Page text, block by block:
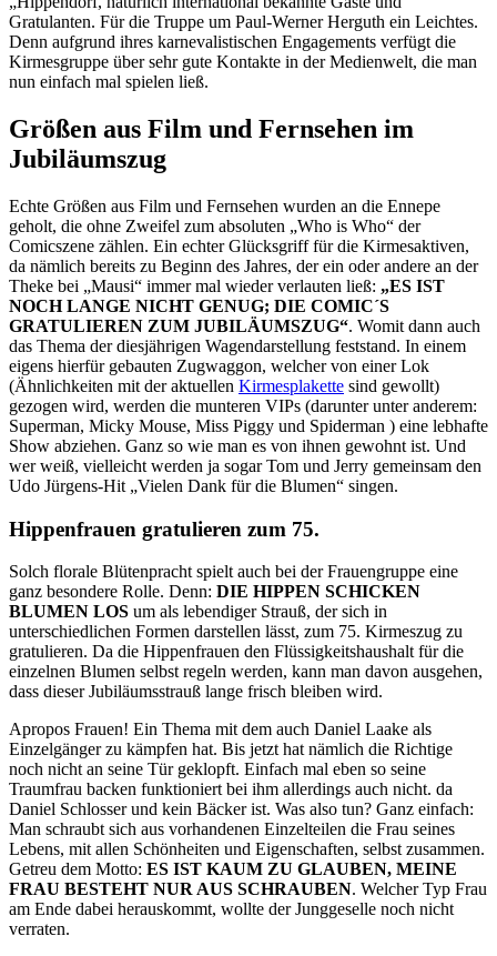
Gratulanten. Für die Truppe um Paul-Werner Herguth ein Leichtes.
Denn aufgrund ihres karnevalistischen Engagements verfügt die
Kirmesgruppe über sehr gute Kontakte in der Medienwelt, die man
nun einfach mal spielen ließ.
Größen aus Film und Fernsehen im
Jubiläumszug
Echte Größen aus Film und Fernsehen wurden an die Ennepe
geholt, die ohne Zweifel zum absoluten „Who is Who“ der
Comicszene zählen. Ein echter Glücksgriff für die Kirmesaktiven,
da nämlich bereits zu Beginn des Jahres, der ein oder andere an der
Theke bei „Mausi“ immer mal wieder verlauten ließ: „ES IST
NOCH LANGE NICHT GENUG; DIE COMIC´S
GRATULIEREN ZUM JUBILÄUMSZUG“. Womit dann auch
das Thema der diesjährigen Wagendarstellung feststand. In einem
eigens hierfür gebauten Zugwaggon, welcher von einer Lok
(Ähnlichkeiten mit der aktuellen Kirmesplakette sind gewollt)
gezogen wird, werden die munteren VIPs (darunter unter anderem:
Superman, Micky Mouse, Miss Piggy und Spiderman ) eine lebhafte
Show abziehen. Ganz so wie man es von ihnen gewohnt ist. Und
wer weiß, vielleicht werden ja sogar Tom und Jerry gemeinsam den
Udo Jürgens-Hit „Vielen Dank für die Blumen“ singen.
Hippenfrauen gratulieren zum 75.
Solch florale Blütenpracht spielt auch bei der Frauengruppe eine
ganz besondere Rolle. Denn: DIE HIPPEN SCHICKEN
BLUMEN LOS um als lebendiger Strauß, der sich in
unterschiedlichen Formen darstellen lässt, zum 75. Kirmeszug zu
gratulieren. Da die Hippenfrauen den Flüssigkeitshaushalt für die
einzelnen Blumen selbst regeln werden, kann man davon ausgehen,
dass dieser Jubiläumsstrauß lange frisch bleiben wird.
Apropos Frauen! Ein Thema mit dem auch Daniel Laake als
Einzelgänger zu kämpfen hat. Bis jetzt hat nämlich die Richtige
noch nicht an seine Tür geklopft. Einfach mal eben so seine
Traumfrau backen funktioniert bei ihm allerdings auch nicht. da
Daniel Schlosser und kein Bäcker ist. Was also tun? Ganz einfach:
Man schraubt sich aus vorhandenen Einzelteilen die Frau seines
Lebens, mit allen Schönheiten und Eigenschaften, selbst zusammen.
Getreu dem Motto: ES IST KAUM ZU GLAUBEN, MEINE
FRAU BESTEHT NUR AUS SCHRAUBEN. Welcher Typ Frau
am Ende dabei herauskommt, wollte der Junggeselle noch nicht
verraten.